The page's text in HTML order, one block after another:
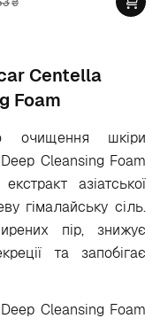
Centella
Foam
очищення шкіри
Cleansing Foam
азіатської
гімалайську сіль.
пір, знижує
та запобігає
Cleansing Foam